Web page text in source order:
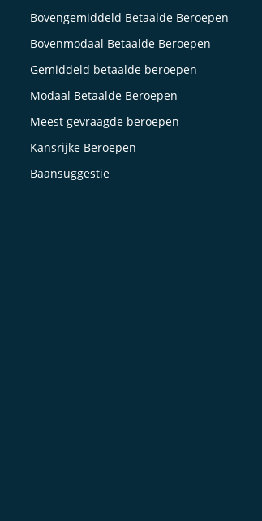
Bovengemiddeld Betaalde Beroepen
Bovenmodaal Betaalde Beroepen
Gemiddeld betaalde beroepen
Modaal Betaalde Beroepen
Meest gevraagde beroepen
Kansrijke Beroepen
Baansuggestie